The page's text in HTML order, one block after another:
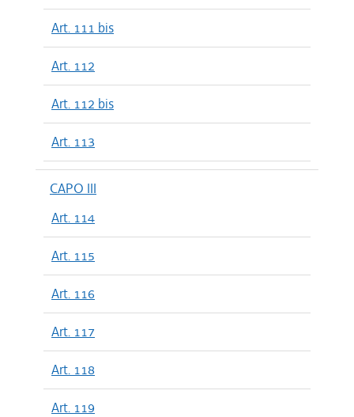
Art. 111 bis
Art. 112
Art. 112 bis
Art. 113
CAPO III
Art. 114
Art. 115
Art. 116
Art. 117
Art. 118
Art. 119